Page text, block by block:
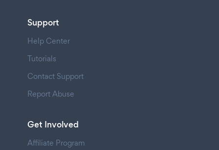
Support
Help Center
Tutorials
Contact Support
Report Abuse
Get Involved
Affiliate Program